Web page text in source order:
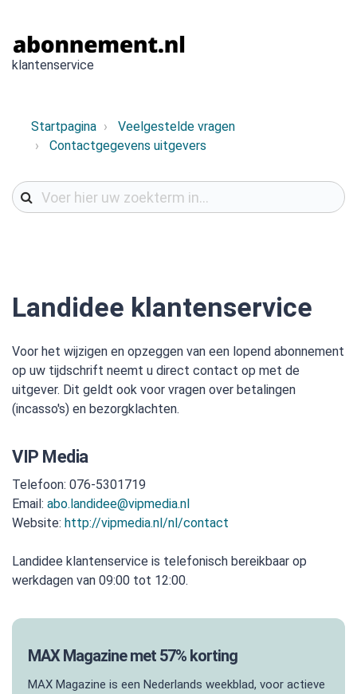
klantenservice
Startpagina
Veelgestelde vragen
Contactgegevens uitgevers
Landidee klantenservice
Voor het wijzigen en opzeggen van een lopend abonnement
op uw tijdschrift neemt u direct contact op met de
uitgever. Dit geldt ook voor vragen over betalingen
(incasso's) en bezorgklachten.
VIP Media
Telefoon: 076-5301719
Email: abo.landidee@vipmedia.nl
Website: http://vipmedia.nl/nl/contact
Landidee klantenservice is telefonisch bereikbaar op
werkdagen van 09:00 tot 12:00.
MAX Magazine met 57% korting
MAX Magazine is een Nederlands weekblad, voor actieve